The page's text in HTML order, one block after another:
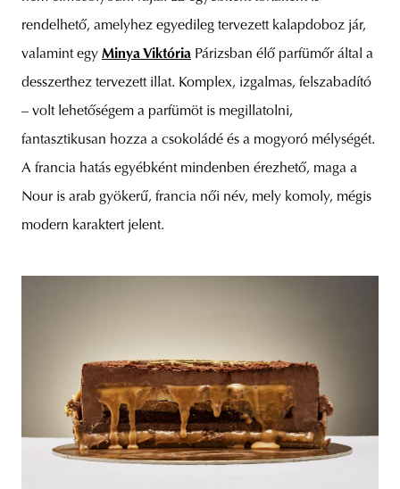
rendelhető, amelyhez egyedileg tervezett kalapdoboz jár,
valamint egy Minya Viktória Párizsban élő parfümőr által a
desszerthez tervezett illat. Komplex, izgalmas, felszabadító
– volt lehetőségem a parfümöt is megillatolni,
fantasztikusan hozza a csokoládé és a mogyoró mélységét.
A francia hatás egyébként mindenben érezhető, maga a
Nour is arab gyökerű, francia női név, mely komoly, mégis
modern karaktert jelent.